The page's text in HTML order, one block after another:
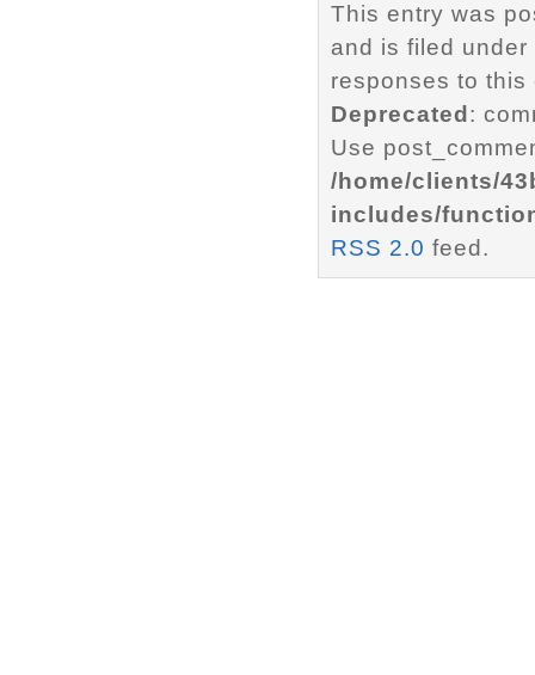
This entry was
and is filed under
responses to
Deprecated :
Use
/home/clients/
includes/
RSS 2.0 feed.